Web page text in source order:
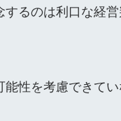
るのは利口な経営
性を考慮できてい